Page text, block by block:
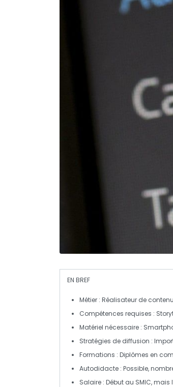
EN BREF
Métier : Réalisateur de
Compétences requises :
Matériel nécessaire :
Stratégies de diffusion :
Formations : Diplômes en
Autodidacte : Possible,
Salaire : Début au SMIC,